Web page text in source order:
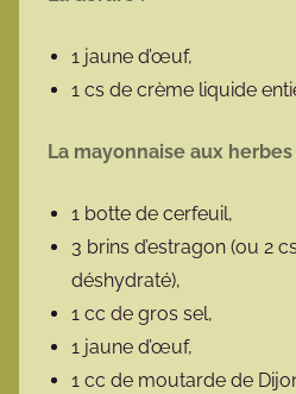
1 jaune d’œuf,
1 cs de crème liquide
La mayonnaise aux herbes
1 botte de cerfeuil,
3 brins d’estragon (ou 2
déshydraté),
1 cc de gros sel,
1 jaune d’œuf,
1 cc de moutarde de